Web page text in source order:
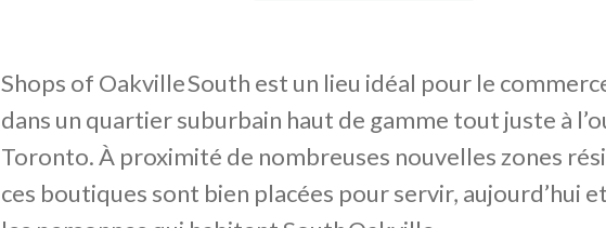
Shops of Oakville South est un lieu idéal pour le
dans un quartier suburbain haut de gamme tout juste à
Toronto. À proximité de nombreuses nouvelles zones
ces boutiques sont bien placées pour servir, aujourd’hui